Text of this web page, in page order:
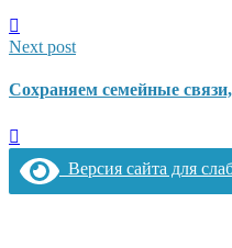
Next post
Сохраняем семейные
Версия сайта для